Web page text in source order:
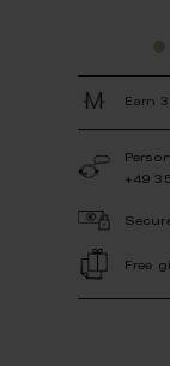
Earn
+49
Free